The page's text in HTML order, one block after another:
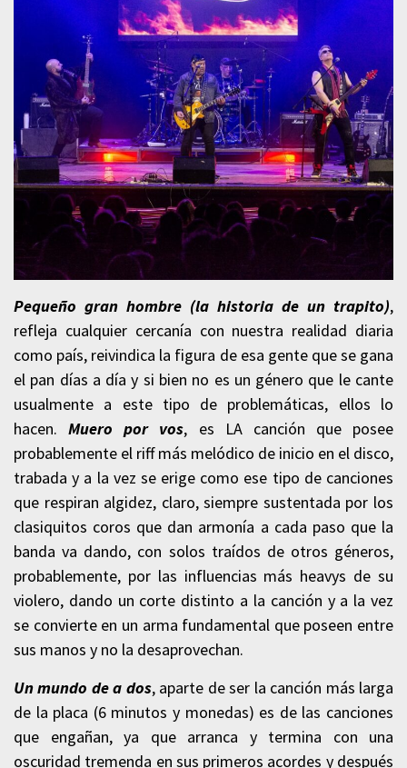
Pequeño gran hombre (la historia de un trapito),
refleja cualquier cercanía con nuestra realidad diaria
como país, reivindica la figura de esa gente que se gana
el pan días a día y si bien no es un género que le cante
usualmente a este tipo de problemáticas, ellos lo
hacen.Muero por vos, es LA canción que posee
probablemente el riff más melódico de inicio en el disco,
trabada y a la vez se erige como ese tipo de canciones
que respiran algidez, claro, siempre sustentada por los
clasiquitos coros que dan armonía a cada paso que la
banda va dando, con solos traídos de otros géneros,
probablemente, por las influencias más heavys de su
violero, dando un corte distinto a la canción y a la vez
se convierte en un arma fundamental que poseen entre
sus manos y no la desaprovechan.
Un mundo de a dos, aparte de ser la canción más larga
de la placa (6 minutos y monedas) es de las canciones
que engañan, ya que arranca y termina con una
oscuridad tremenda en sus primeros acordes y después